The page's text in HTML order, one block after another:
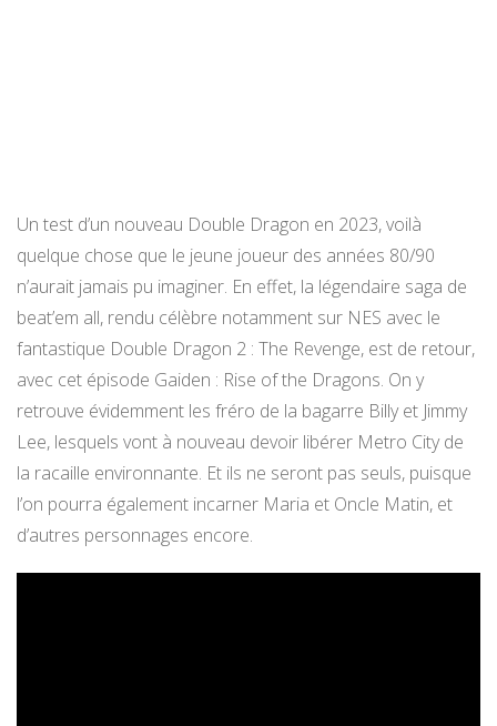
Un test d’un nouveau Double Dragon en 2023, voilà
quelque chose que le jeune joueur des années 80/90
n’aurait jamais pu imaginer. En effet, la légendaire saga de
beat’em all, rendu célèbre notamment sur NES avec le
fantastique Double Dragon 2 : The Revenge, est de retour,
avec cet épisode Gaiden : Rise of the Dragons. On y
retrouve évidemment les fréro de la bagarre Billy et Jimmy
Lee, lesquels vont à nouveau devoir libérer Metro City de
la racaille environnante. Et ils ne seront pas seuls, puisque
l’on pourra également incarner Maria et Oncle Matin, et
d’autres personnages encore.